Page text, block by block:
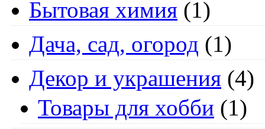
Бытовая химия (1)
Дача, сад, огород (1)
Декор и украшения (4)
Товары для хобби (1)